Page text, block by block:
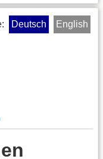
Deutsch English